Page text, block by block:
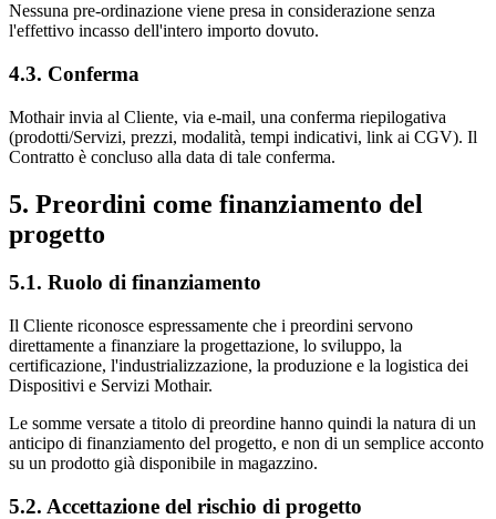
Nessuna pre‑ordinazione viene presa in considerazione senza
l'effettivo incasso dell'intero importo dovuto.
4.3. Conferma
Mothair invia al Cliente, via e‑mail, una conferma riepilogativa
(prodotti/Servizi, prezzi, modalità, tempi indicativi, link ai CGV). Il
Contratto è concluso alla data di tale conferma.
5. Preordini come finanziamento del
progetto
5.1. Ruolo di finanziamento
Il Cliente riconosce espressamente che i preordini servono
direttamente a finanziare la progettazione, lo sviluppo, la
certificazione, l'industrializzazione, la produzione e la logistica dei
Dispositivi e Servizi Mothair.
Le somme versate a titolo di preordine hanno quindi la natura di un
anticipo di finanziamento del progetto, e non di un semplice acconto
su un prodotto già disponibile in magazzino.
5.2. Accettazione del rischio di progetto